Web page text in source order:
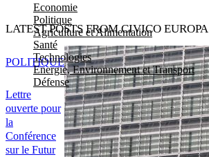
Economie
Politique
Agriculture et Alimentation
Santé
Technologies
Energie, Environnement et Transport
Défense
LATEST POSTS FROM CIVICO EUROPA
Lettre
ouverte pour
la
Conférence
sur le Futur
POLITIQUE